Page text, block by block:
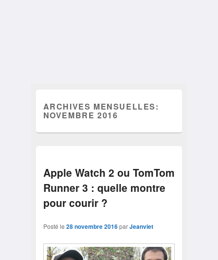
ARCHIVES MENSUELLES:
NOVEMBRE 2016
Apple Watch 2 ou TomTom
Runner 3 : quelle montre
pour courir ?
Posté le 28 novembre 2016parJeanviet